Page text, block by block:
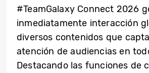
#TeamGalaxy Connect 2026
inmediatamente interacción
diversos contenidos que
atención de audiencias en
Destacando las funciones de